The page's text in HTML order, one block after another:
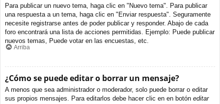
Para publicar un nuevo tema, haga clic en "Nuevo tema". Para publicar
una respuesta a un tema, haga clic en "Enviar respuesta". Seguramente
necesite registrarse antes de poder publicar y responder. Abajo de cada
foro encontrará una lista de acciones permitidas. Ejemplo: Puede publicar
nuevos temas, Puede votar en las encuestas, etc.
Arriba
¿Cómo se puede editar o borrar un mensaje?
A menos que sea administrador o moderador, solo puede borrar o editar
sus propios mensajes. Para editarlos debe hacer clic en en botón editar